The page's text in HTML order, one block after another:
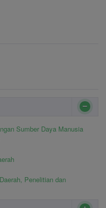
Sumber Daya Manusia
Penelitian dan